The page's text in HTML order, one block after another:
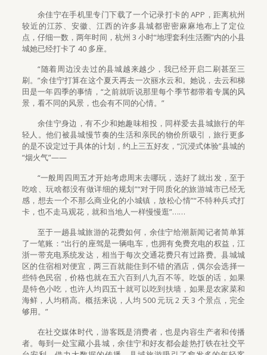
余佳宁在手机里专门下载了一个记录打卡的 APP，距离杭州
较近的江苏、安徽、江西的许多县城都密密麻麻地布上了定位
点，仔细一数，两年时间，杭州 3 小时“地理套利生活圈”内的小县
城她已经打卡了 40 多座。
“随着周边没去过的县城越来越少，我已经开启二刷甚至三
刷。”余佳宁打算在这个夏天再去一次丽水云和。她说，去云和梯
田是一年四季的事情，“之前就听说那里每个季节都带着专属的风
景，看不同的风景，也会有不同的心情。”
余佳宁身边，有不少和她趣味相投，同样爱去县城旅行的年
轻人。他们被县城慢节奏的生活和亲民的物价所吸引，旅行更多
的是不设定过于具体的计划，约上三五好友，“沉浸式体验”县城的
“烟火气”——
“一般周四周五才开始考虑周末去哪玩，选好了就出发，至于
吃啥、玩啥都没有做详细的规划”“对于同质化的旅游城市已经无
感，想去一个不那么商业化的小城镇，放松心情”“不特种兵式打
卡，也不走马观花，就和当地人一样慢慢逛”……
至于一趟县城旅游的花费如何，余佳宁给潮新闻记者简单算
了一笔账：“出行的座驾是一辆电车，也拥有免费充电的权益，江
浙一带充电系统发达，相当于每次交通花费只有过路费。县城城
区的住宿相对便宜，两三百就能住到不错的酒店，偶尔会选择一
些特色民宿，价格也就在五六百到八九百不等。吃饭的话，如果
是特色小吃，也许人均四五十就可以吃到扶墙，如果是农家菜和
海鲜，人均稍高。概括来说，人均 500 元玩 2 天 3 个景点，完全
够用。”
在社交媒体时代，游客既是消费者，也是内容生产者和传播
者。每到一处宝藏小县城，余佳宁和好友都会趁热打铁在社交平